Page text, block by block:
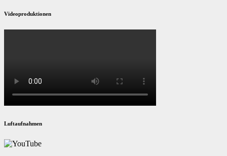
Videoproduktionen
Luftaufnahmen